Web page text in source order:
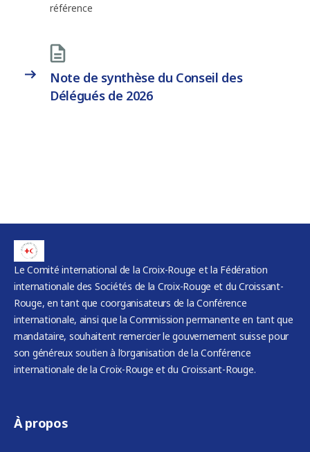
référence
Note de synthèse du Conseil des
Délégués de 2026
Le Comité international de la Croix-Rouge et la Fédération
internationale des Sociétés de la Croix-Rouge et du Croissant-
Rouge, en tant que coorganisateurs de la Conférence
internationale, ainsi que la Commission permanente en tant que
mandataire, souhaitent remercier le gouvernement suisse pour
son généreux soutien à l’organisation de la Conférence
internationale de la Croix-Rouge et du Croissant-Rouge.
À propos